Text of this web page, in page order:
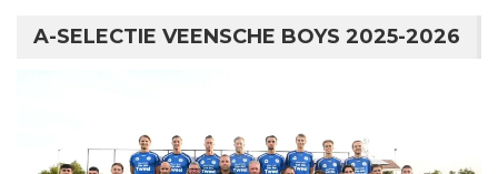
A-SELECTIE VEENSCHE BOYS 2025-2026